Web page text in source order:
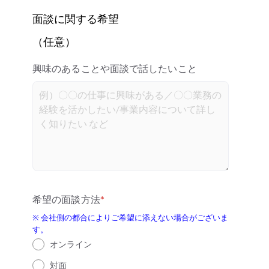
面談に関する希望
（任意）
興味のあることや面談で話したいこと
希望の面談方法*
※ 会社側の都合によりご希望に添えない場合がございま
す。
オンライン
対面